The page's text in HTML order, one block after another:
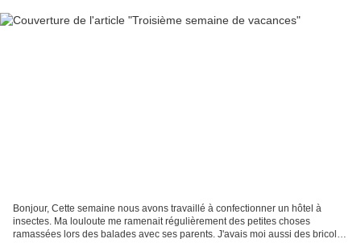
Bonjour, Cette semaine nous avons travaillé à confectionner un hôtel à
insectes. Ma louloute me ramenait régulièrement des petites choses
ramassées lors des balades avec ses parents. J'avais moi aussi des bricoles